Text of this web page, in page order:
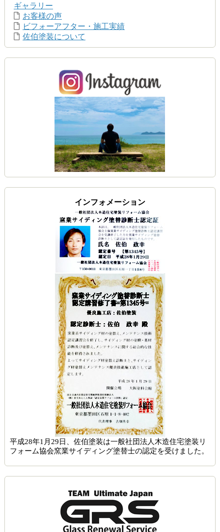
ギャラリー
お客様の声
ビフォーアフター・施工実績
佐伯塗装について
インフォメーション
平成28年1月29日、佐伯塗装は一般社団法人木造住宅塗装リ
フォーム協会窯業サイディング塗替士の認定を受けました。